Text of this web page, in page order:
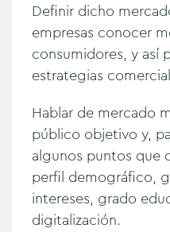
Definir dicho
empresas conocer
consumidores, y así
estrategias
Hablar de mercado
público objetivo y,
algunos puntos que
perfil demográfico,
intereses, grado
digitalización.